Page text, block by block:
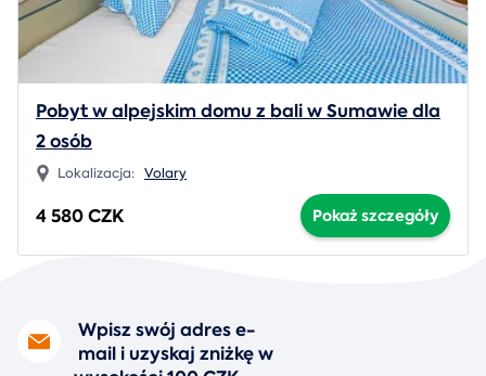
Pobyt w alpejskim domu z bali w Sumawie dla
2 osób
Lokalizacja: Volary
4 580 CZK Pokaż szczegóły
Wpisz swój adres e-
mail i uzyskaj zniżkę w